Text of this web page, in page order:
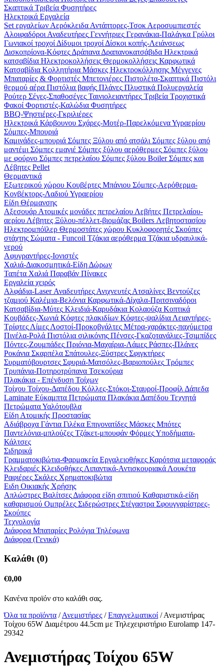
Σκαπτικά Τριβεία Φυσητήρες
Ηλεκτρικά Εργαλεία
Set εργαλείων Αερόκλειδα Αντάπτορες-Τσοκ Αεροσυμπιεστές
Αλοιφαδόροι Αναδευτήρες Γεννήτριες Γερανάκια-Παλάγκα Γρύλοι
Γωνιακοί τροχοί Δίδυμοι τροχοί Δίσκοι κοπής-Λειάνσεως
Δισκοπρίονα-Κόφτες Δράπανα Δραπανοκατσάβιδα Ηλεκτρικά
κατσαβίδια Ηλεκτροκολλήσεις Θερμοκολλήσεις Καρφωτικά
Κατσαβίδια Κολλητήρια Μάσκες Ηλεκτροκόλλησης Μέγγενες
Μπαταρίες & Φορτιστές Μπετονιέρες Πιστολέτα-Σκαπτικά Πιστόλι
θερμού αέρα Πιστόλια βαφής Πλάνες Πλυστικά Πολυεργαλεία
Ρούτερ Σέγες-Σπαθοσέγες Ταινιολειαντήρες Τριβεία Τροχιστικά
Φακοί Φορτιστές-Καλώδια Φυσητήρες
BBQ-Ψηστιέρες-Γκριλιέρες
Ηλεκτρικά Κάρβουνου Σχάρες-Μοτέρ-ΠαρελκόμεναΥγραερίου
Σόμπες-Μπουριά
Καμινάδες-μπουριά Σόμπες Ξύλου από ατσάλι Σόμπες ξύλου από
μαντέμι Σόμπες εμαγιέ Σόμπες ξύλου αερόθερμες Σόμπες ξύλου
με φούρνο Σόμπες πετρελαίου Σόμπες ξύλου Boiler Σόμπες και
Λέβητες Pellet
Θερμαντικά
Εξωτερικού χώρου Κουβέρτες Μπάνιου Σόμπες-Αερόθερμα-
Κονβέκτορς-ΛαδιούΥγραερίου
Είδη Θέρμανσης
Αξεσουάρ Ατομικές μονάδες πετρελαίου Λεβήτες Πετρελαίου-
αερίου Λέβητες Ξύλου-πέλλετ-βιομάζας Boilers Λεβητοστασίου
Ηλεκτρομπόϊλερ Θερμοστάτες χώρου Κυκλοφορητές Σκούπες
στάχτης Σώματα - Funcoil Τζάκια αερόθερμα Τζάκια υδραυλικά-
νερού
Αφυγραντήρες-Ιονιστές
Χαλιά-Διακοσμητικά-Είδη Δώρων
Ταπέτα Χαλιά Παραβάν Πίνακες
Εργαλεία χειρός
Αλφάδια-Laser Αναδευτήρες Ανιχνευτές Ατσαλίνες Βεντούζες
τζαμιού Καλέμια-Βελόνια Καρφωτικά-Δίχαλα-Πριτσιναδόροι
Κατσαβίδια-Μύτες Κλειδιά-Καρυδάκια Κολαούζα Κοπτικά
Κουβάδες-Χωνιά Κόφτες πλακιδίων Κόφτες-ψαλίδια Λειαντήρες-
Τρίφτες Λίμες Λοστοί-Προκοβγάλτες Μέτρα-χαράκτες-παχύμετρα
Πινέλα-Ρολά Πιστόλια σιλικόνης Πένσες-Γκαζοτανάλιες-Τσιμπίδες
Πόντες-Ζουμπάδες Πριόνια-Μαχαίρια-Λάμες Ράσπες-Πλάνες
Ροκάνια Σκαρπέλα Σπάτουλες-Ξύστρες Σφιγκτήρες
Συρματόβουρτσες Σφυριά-Ματσόλες-Βαριοπούλες Τρόμπες
Τρυπάνια-Ποτηροτρύπανα Τσεκούρια
Πλακάκια - Επένδυση Τοίχων
Τοίχου Τοίχου-Δαπέδου Κόλλες-Στόκοι-Σταυροί-Προφίλ Δάπεδα
Laminate Εύκαμπτα Πετρώματα Πλακάκια Δαπέδου Τεχνητά
ΠετρώματαΥαλότουβλα
Είδη Ατομικής Προστασίας
Αδιάβροχα Γάντια Γιλέκα Επιγονατίδες Μάσκες Μπότες
Παντελόνια-μπλούζες Τζάκετ-μπουφάν ΦόρμεςΥποδήματα-
Κάλτσες
Σιδηρικά
Γραμματοκιβώτια-Φαρμακεία Εργαλειοθήκες Καρότσια μεταφοράς
Κλειδαριές Κλειδοθήκες Λιπαντικά-Αντισκουριακά Λουκέτα
Ραφιέρες Σκάλες Χρηματοκιβώτια
Ειδη Οικιακής Χρήσης
Απλώστρες Βαλίτσες Διάφορα είδη σπιτιού Καθαριστικά-είδη
καθαρισμού Ομπρέλες Σιδερώστρες Στέγαστρα Σφουγγαρίστρες-
Σκούπες
Τεχνολογία
Διάφορα Μπαταρίες Ρολόγια Τηλέφωνα
Διάφορα (Γενικά)
Καλάθι (0)
€0,00
Κανένα προϊόν στο καλάθι σας.
Όλα τα προϊόντα /Ανεμιστήρες /Επαγγελματικοί / Ανεμιστήρας
Τοίχου 65W Διαμέτρου 44.5cm με Τηλεχειριστήριο Eurolamp 147-
29342
Ανεμιστήρας Τοίχου 65W